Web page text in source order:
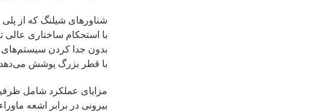
با استحکام ساختاری عالی
بدون جدا کردن سیستم‌های
با قطر بزرگ پوشش
مزایای عملکرد شامل
بیرونی در برابر اشعه